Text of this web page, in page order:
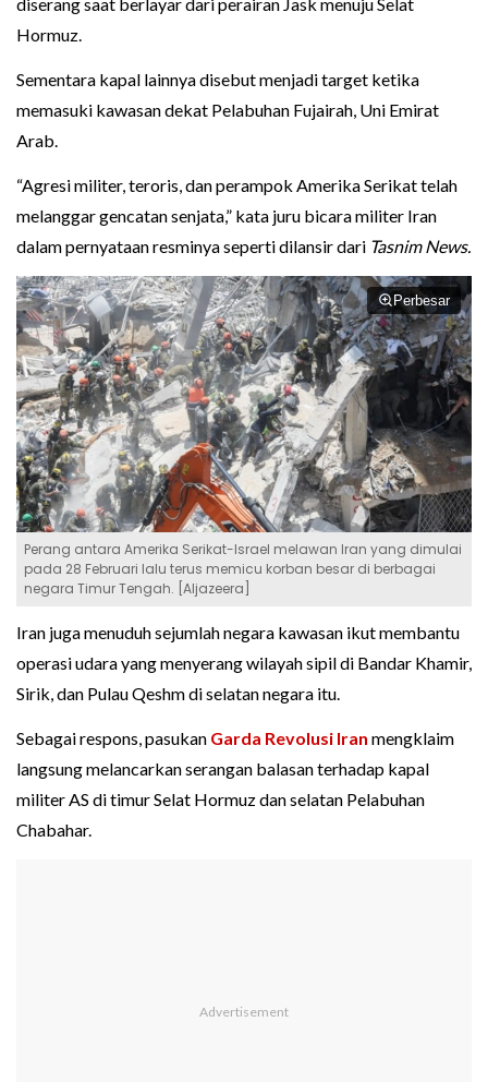
Hormuz.
Sementara kapal lainnya disebut menjadi target ketika
memasuki kawasan dekat Pelabuhan Fujairah, Uni Emirat
Arab.
“Agresi militer, teroris, dan perampok Amerika Serikat telah
melanggar gencatan senjata,” kata juru bicara militer Iran
dalam pernyataan resminya seperti dilansir dari Tasnim News.
Perbesar
Perang antara Amerika Serikat-Israel melawan Iran yang dimulai
pada 28 Februari lalu terus memicu korban besar di berbagai
negara Timur Tengah. [Aljazeera]
Iran juga menuduh sejumlah negara kawasan ikut membantu
operasi udara yang menyerang wilayah sipil di Bandar Khamir,
Sirik, dan Pulau Qeshm di selatan negara itu.
Sebagai respons, pasukan Garda Revolusi Iran mengklaim
langsung melancarkan serangan balasan terhadap kapal
militer AS di timur Selat Hormuz dan selatan Pelabuhan
Chabahar.